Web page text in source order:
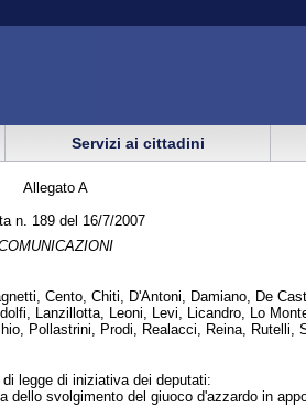
Servizi ai cittadini
Allegato A
n. 189 del 16/7/2007
Cento, Chiti, D'Antoni, Damiano, De
Lanzillotta, Leoni, Levi, Licandro, Lo
Pollastrini, Prodi, Realacci, Reina, Rutelli,
legge di iniziativa dei deputati:
svolgimento del giuoco d'azzardo in